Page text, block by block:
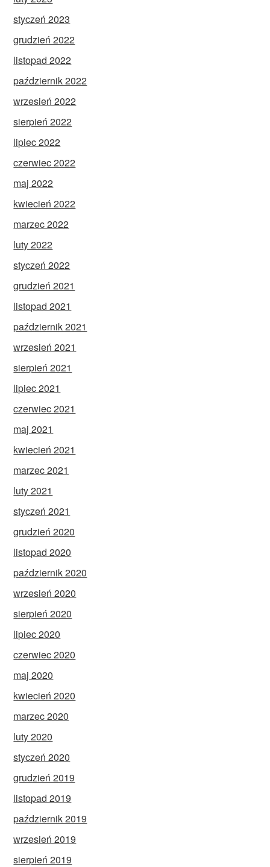
styczeń 2023
grudzień 2022
listopad 2022
październik 2022
wrzesień 2022
sierpień 2022
lipiec 2022
czerwiec 2022
maj 2022
kwiecień 2022
marzec 2022
luty 2022
styczeń 2022
grudzień 2021
listopad 2021
październik 2021
wrzesień 2021
sierpień 2021
lipiec 2021
czerwiec 2021
maj 2021
kwiecień 2021
marzec 2021
luty 2021
styczeń 2021
grudzień 2020
listopad 2020
październik 2020
wrzesień 2020
sierpień 2020
lipiec 2020
czerwiec 2020
maj 2020
kwiecień 2020
marzec 2020
luty 2020
styczeń 2020
grudzień 2019
listopad 2019
październik 2019
wrzesień 2019
sierpień 2019